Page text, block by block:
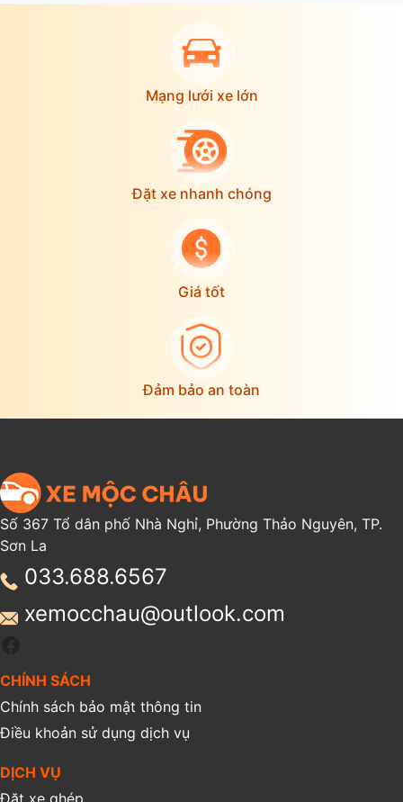
Mạng lưới xe lớn
Đặt xe nhanh chóng
Giá tốt
Đảm bảo an toàn
Số 367 Tổ dân phố Nhà Nghỉ, Phường Thảo Nguyên, TP.
Sơn La
033.688.6567
xemocchau@outlook.com
CHÍNH SÁCH
Chính sách bảo mật thông tin
Điều khoản sử dụng dịch vụ
DỊCH VỤ
Đặt xe ghép